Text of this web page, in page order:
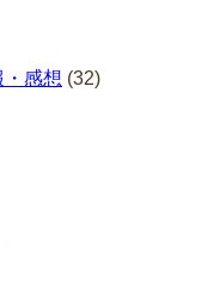
感想 (32)